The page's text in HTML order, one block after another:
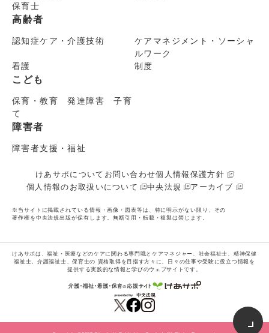
保育士
高齢者
認知症ケア・介護技術
ケアマネジメント・ソーシャ
ルワーク
看護
制度
こども
保育・教育 発達障害 子育
て
障害者
障害者支援・福祉
けあサポについて お問い合わせ個人情報保護方針
個人情報のお取扱いについて
中央法規 アーカイブ
※当サイトに掲載されている情報・画像・図表等は、特に明示がない限り、その
著作権を中央法規出版が保有します。無断引用・転載・複製は禁じます。
けあサポは、福祉・医療などのケアに関わる専門職とケアマネジャー、社会福祉士、精神保健
福祉士、介護福祉士、保育士の 資格取得を目指す方々に、日々の仕事や受験に役立つ情報を
提供する実践的な情報と学びのウェブサイトです。